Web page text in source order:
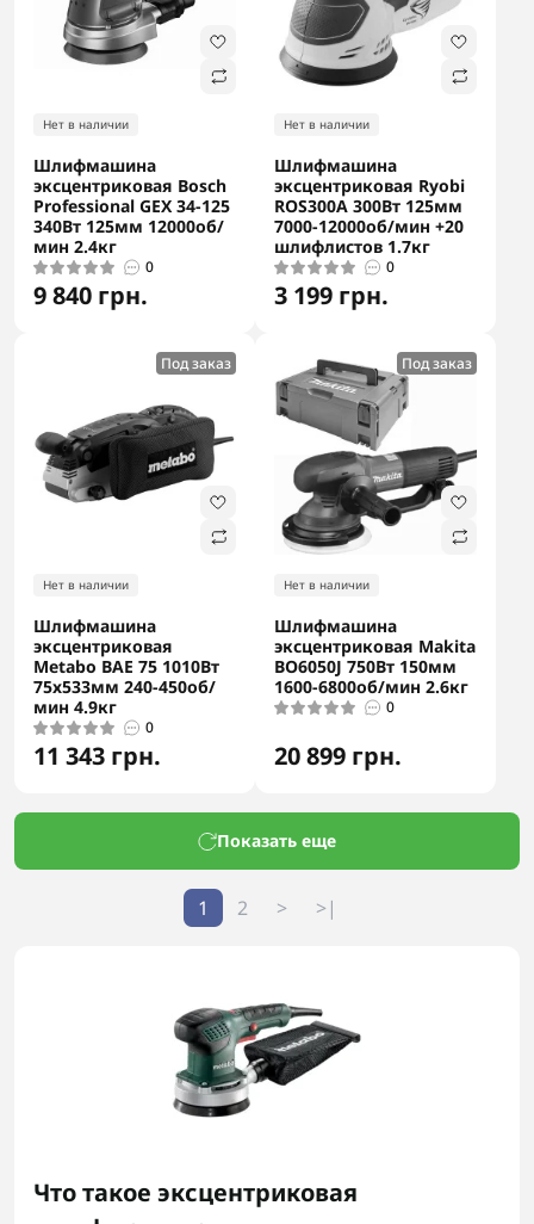
Нет в наличии
Шлифмашина
эксцентриковая Bosch
Professional GEX 34-125
340Вт 125мм 12000об/
мин 2.4кг
0
9 840 грн.
Нет в наличии
Шлифмашина
эксцентриковая Ryobi
ROS300A 300Вт 125мм
7000-12000об/мин +20
шлифлистов 1.7кг
0
3 199 грн.
Под заказ
Нет в наличии
Шлифмашина
эксцентриковая
Metabo BAE 75 1010Вт
75х533мм 240-450об/
мин 4.9кг
0
11 343 грн.
Под заказ
Нет в наличии
Шлифмашина
эксцентриковая Makita
BO6050J 750Вт 150мм
1600-6800об/мин 2.6кг
0
20 899 грн.
Показать еще
1 2 > >|
Что такое эксцентриковая